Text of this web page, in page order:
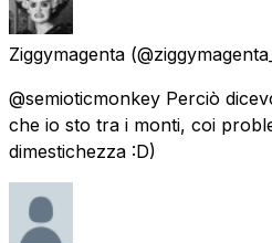
Ziggymagenta
@semioticmonkey Perciò
che io sto tra i monti, coi
dimestichezza :D)